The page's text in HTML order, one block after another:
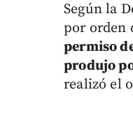
Según la
por orden
permiso
produjo
realizó el